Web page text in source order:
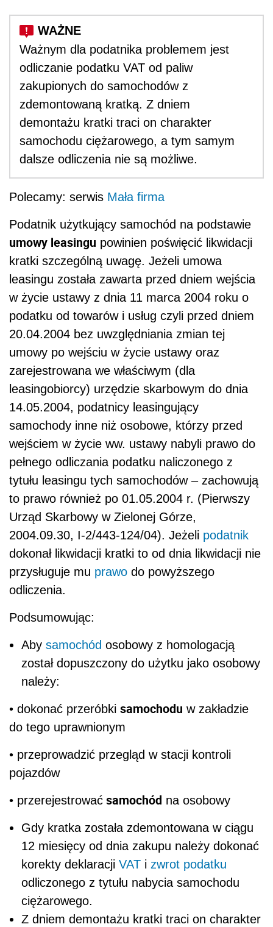
Ważnym dla podatnika problemem jest
odliczanie podatku VAT od paliw
zakupionych do samochodów z
zdemontowaną kratką. Z dniem
demontażu kratki traci on charakter
samochodu ciężarowego, a tym samym
dalsze odliczenia nie są możliwe.
Polecamy: serwis Mała firma
Podatnik użytkujący samochód na podstawie
umowy leasingu powinien poświęcić likwidacji
kratki szczególną uwagę. Jeżeli umowa
leasingu została zawarta przed dniem wejścia
w życie ustawy z dnia 11 marca 2004 roku o
podatku od towarów i usług czyli przed dniem
20.04.2004 bez uwzględniania zmian tej
umowy po wejściu w życie ustawy oraz
zarejestrowana we właściwym (dla
leasingobiorcy) urzędzie skarbowym do dnia
14.05.2004, podatnicy leasingujący
samochody inne niż osobowe, którzy przed
wejściem w życie ww. ustawy nabyli prawo do
pełnego odliczania podatku naliczonego z
tytułu leasingu tych samochodów – zachowują
to prawo również po 01.05.2004 r. (Pierwszy
Urząd Skarbowy w Zielonej Górze,
2004.09.30, I-2/443-124/04). Jeżeli podatnik
dokonał likwidacji kratki to od dnia likwidacji nie
przysługuje mu prawo do powyższego
odliczenia.
Podsumowując:
Aby samochód osobowy z homologacją
został dopuszczony do użytku jako osobowy
należy:
• dokonać przeróbki samochodu w zakładzie
do tego uprawnionym
• przeprowadzić przegląd w stacji kontroli
pojazdów
• przerejestrować samochód na osobowy
Gdy kratka została zdemontowana w ciągu
12 miesięcy od dnia zakupu należy dokonać
korekty deklaracji VAT i zwrot podatku
odliczonego z tytułu nabycia samochodu
ciężarowego.
Z dniem demontażu kratki traci on charakter